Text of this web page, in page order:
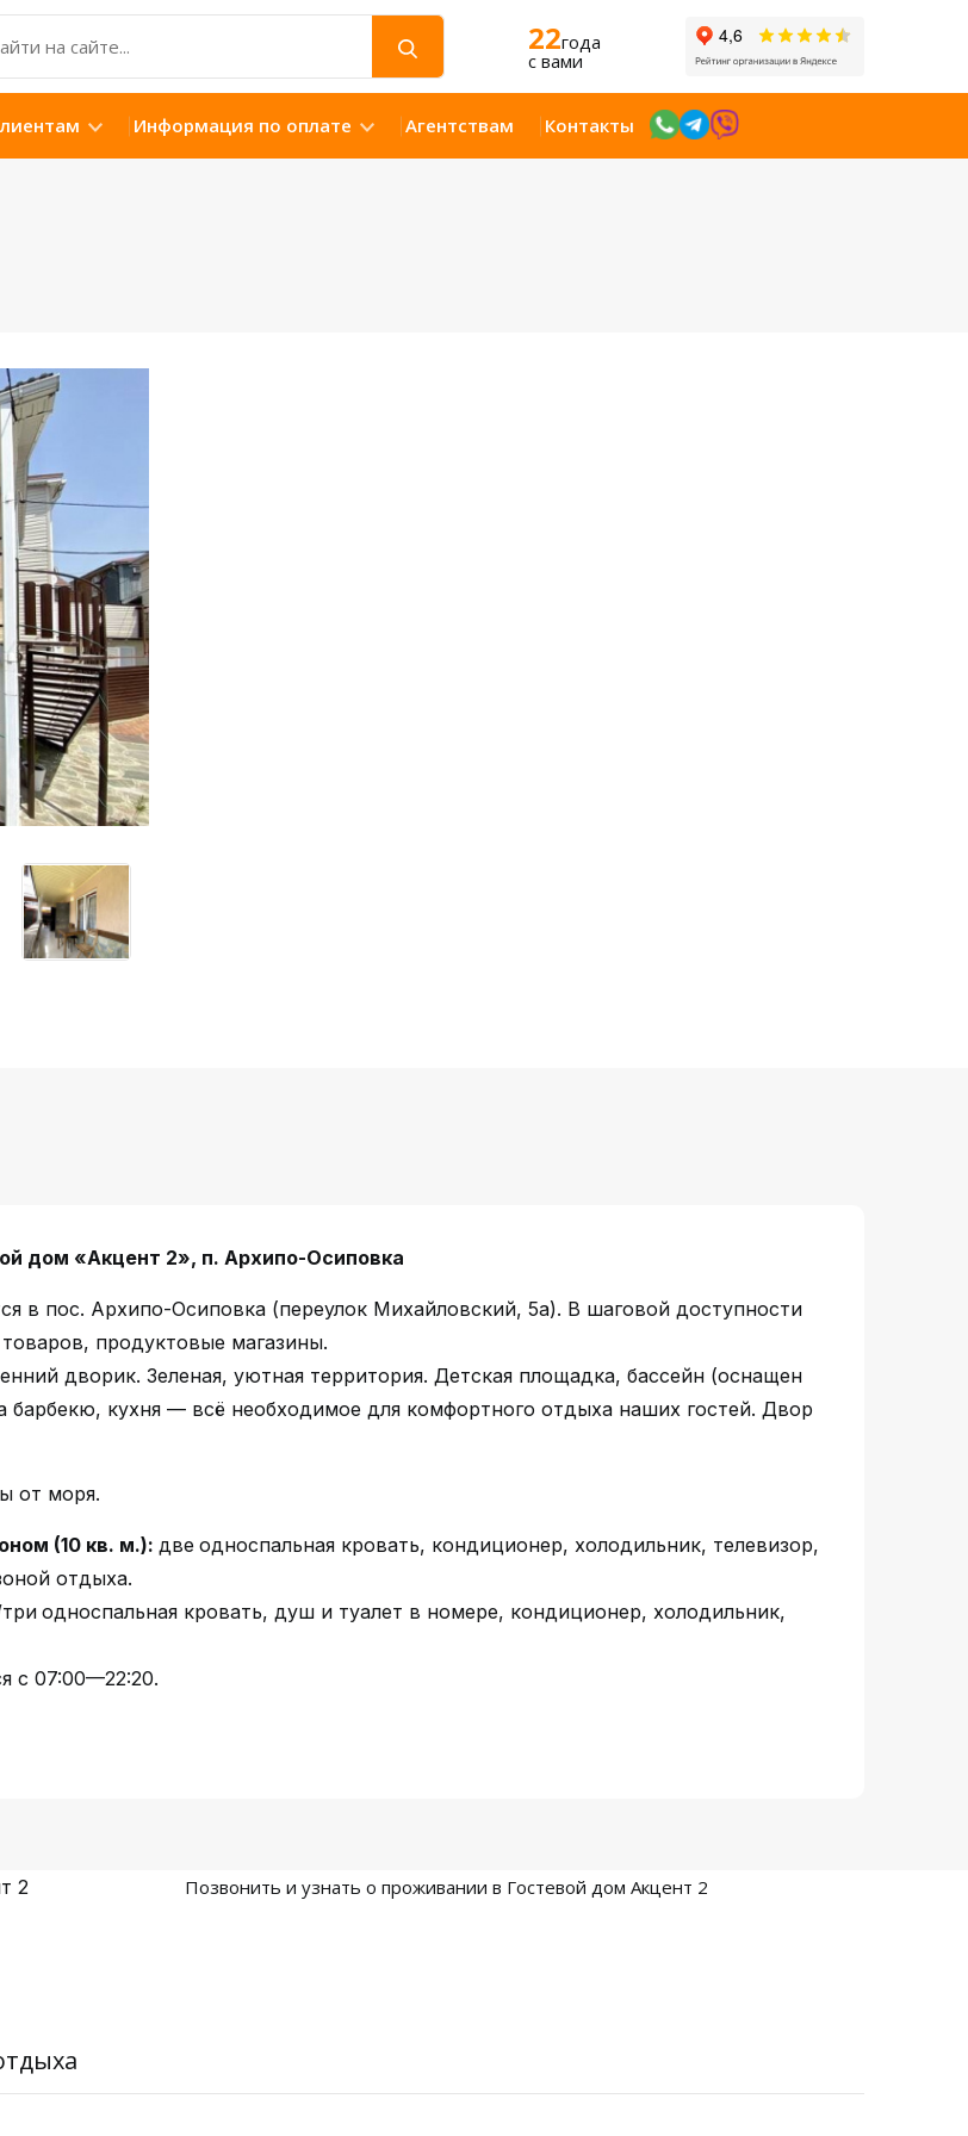
22года
c вами
Информация по оплате Агентствам Контакты
дом «Акцент 2», п. Архипо-Осиповка
в пос. Архипо-Осиповка (переулок Михайловский, 5а). В шаговой доступности
продуктовые магазины.
дворик. Зеленая, уютная территория. Детская площадка, бассейн (оснащен
кухня — всё необходимое для комфортного отдыха наших гостей. Двор
от моря.
(10 кв. м.): две односпальная кровать, кондиционер, холодильник, телевизор,
отдыха.
односпальная кровать, душ и туалет в номере, кондиционер, холодильник,
с 07:00—22:20.
2 Позвонить и узнать о проживании в Гостевой дом Акцент 2